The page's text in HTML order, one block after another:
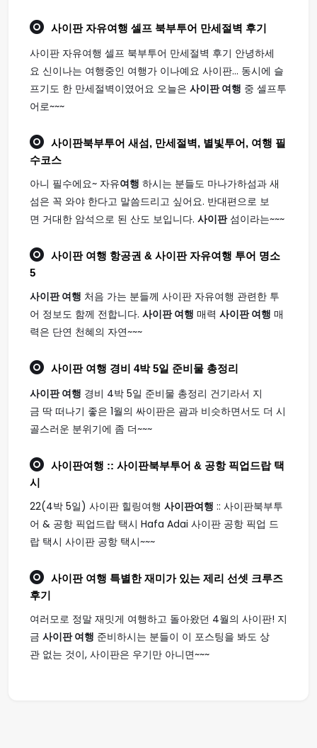
사이판자유여행 셀프 북부투어 만세절벽 후기
사이판 자유여행 셀프 북부투어 만세절벽 후기 안녕하세
요 신이나는 여행중인 여행가 이나예요 사이판... 동시에 슬
프기도 한 만세절벽이였어요 오늘은 사이판 여행 중 셀프투
어로~~~
사이판북부투어 새섬, 만세절벽, 별빛투어, 여행 필
수코스
아니 필수에요~ 자유여행 하시는 분들도 마나가하섬과 새
섬은 꼭 와야 한다고 말씀드리고 싶어요. 반대편으로 보
면 거대한 암석으로 된 산도 보입니다. 사이판섬이라는~~~
사이판 여행 항공권 & 사이판 자유여행 투어 명소
5
사이판 여행 처음 가는 분들께 사이판 자유여행 관련한 투
어 정보도 함께 전합니다. 사이판 여행 매력 사이판 여행 매
력은 단연 천혜의 자연~~~
사이판 여행 경비 4박 5일 준비물 총정리
사이판 여행 경비 4박 5일 준비물 총정리 건기라서 지
금 딱 떠나기 좋은 1월의 싸이판은 괌과 비슷하면서도 더 시
골스러운 분위기에 좀 더~~~
사이판여행 :: 사이판북부투어 & 공항 픽업드랍 택
시
22(4박 5일) 사이판 힐링여행 사이판여행 :: 사이판북부투
어 & 공항 픽업드랍 택시 Hafa Adai 사이판 공항 픽업 드
랍 택시 사이판 공항 택시~~~
사이판 여행 특별한 재미가 있는 제리 선셋 크루즈
후기
여러모로 정말 재밋게 여행하고 돌아왔던 4월의 사이판! 지
금 사이판 여행 준비하시는 분들이 이 포스팅을 봐도 상
관 없는 것이, 사이판은 우기만 아니면~~~